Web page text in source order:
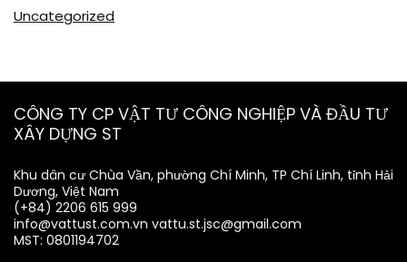
Uncategorized
CÔNG TY CP VẬT TƯ CÔNG NGHIỆP VÀ ĐẦU TƯ
XÂY DỰNG ST
Khu dân cư Chùa Vần, phường Chí Minh, TP Chí Linh, tỉnh Hải
Dương, Việt Nam
(+84) 2206 615 999
info@vattust.com.vn vattu.st.jsc@gmail.com
MST: 0801194702